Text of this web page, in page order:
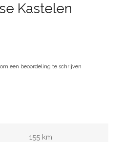
Kastelen
een beoordeling te schrijven
155 km